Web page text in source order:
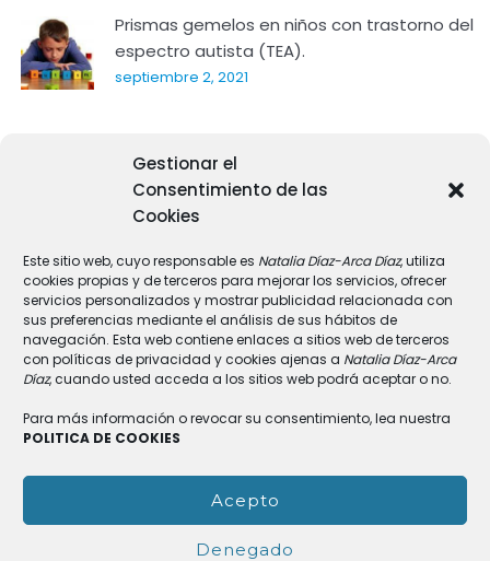
Gestionar el
Consentimiento de las
Cookies
Este sitio web, cuyo responsable es Natalia Díaz-Arca Díaz, utiliza
cookies propias y de terceros para mejorar los servicios, ofrecer
servicios personalizados y mostrar publicidad relacionada con
sus preferencias mediante el análisis de sus hábitos de
navegación. Esta web contiene enlaces a sitios web de terceros
con políticas de privacidad y cookies ajenas a Natalia Díaz-Arca
Díaz, cuando usted acceda a los sitios web podrá aceptar o no.
Para más información o revocar su consentimiento, lea nuestra
POLITICA DE COOKIES
Acepto
Denegado
Prismas gemelos en niños con trastorno del
espectro autista (TEA).
septiembre 2, 2021
LA GENERACIÓN Z Y LA ORTO-K
UNA DE NUESTRAS PACIENTES: IRENE
CAMACHO E “INSTINTO. BRUJAS SANGRANTES:
1”
septiembre 16, 2020
NUEVOS AVANCES CIENTÍFICOS SOBRE LA
EFICACIA DE LA TERAPIA LUMÍNICA.
septiembre 8, 2020